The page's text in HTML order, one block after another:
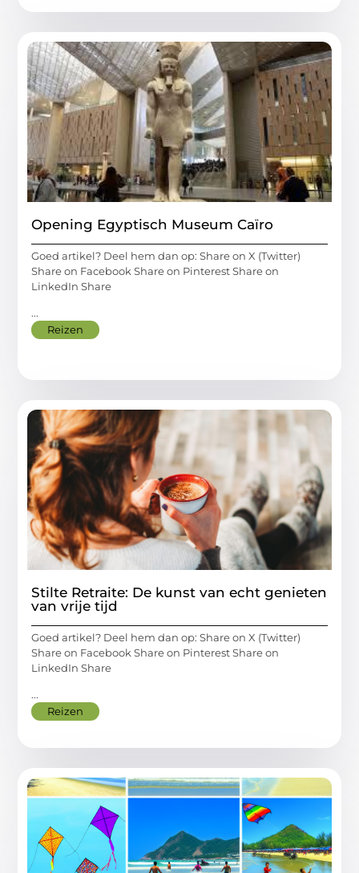
Opening Egyptisch Museum Caïro
Goed artikel? Deel hem dan op: Share on X (Twitter)
Share on Facebook Share on Pinterest Share on
LinkedIn Share
...
Reizen
Stilte Retraite: De kunst van echt genieten
van vrije tijd
Goed artikel? Deel hem dan op: Share on X (Twitter)
Share on Facebook Share on Pinterest Share on
LinkedIn Share
...
Reizen